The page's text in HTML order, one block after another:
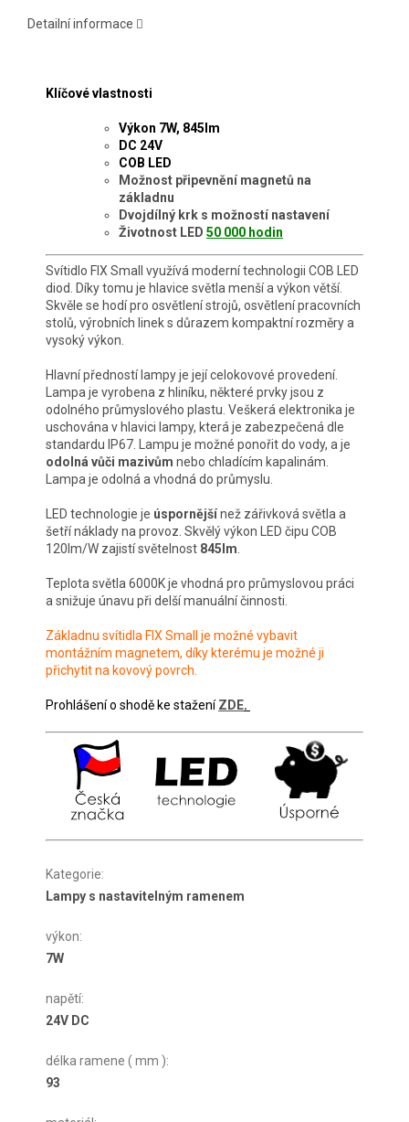
Detailní informace
Klíčové vlastnosti
Výkon 7W, 845lm
DC 24V
COB LED
Možnost připevnění magnetů na
základnu
Dvojdílný krk s možností nastavení
Životnost LED 50 000 hodin
Svítidlo FIX Small využívá moderní technologii COB LED
diod. Díky tomu je hlavice světla menší a výkon větší.
Skvěle se hodí pro osvětlení strojů, osvětlení pracovních
stolů, výrobních linek s důrazem kompaktní rozměry a
vysoký výkon.
Hlavní předností lampy je její celokovové provedení.
Lampa je vyrobena z hliníku, některé prvky jsou z
odolného průmyslového plastu. Veškerá elektronika je
uschována v hlavici lampy, která je zabezpečená dle
standardu IP67. Lampu je možné ponořit do vody, a je
odolná vůči mazivům nebo chladícím kapalinám.
Lampa je odolná a vhodná do průmyslu.
LED technologie je úspornějšínež zářivková světla a
šetří náklady na provoz. Skvělý výkon LED čipu COB
120lm/W zajistí světelnost 845lm
Teplota světla 6000K je vhodná pro průmyslovou práci
a snižuje únavu při delší manuální činnosti.
Základnu svítidla FIX Small je možné vybavit
montážním magnetem, díky kterému je možné ji
přichytit na kovový povrch.
Prohlášení o shodě ke staženíZDE.
Kategorie:
Lampy s nastavitelným ramenem
výkon:
7W
napětí:
24V DC
délka ramene ( mm ):
93